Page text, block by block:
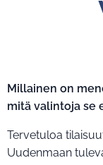
Millainen on
mitä valintoja se
Tervetuloa
Uudenmaan